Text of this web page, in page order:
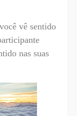
você vê sentido
nas suas